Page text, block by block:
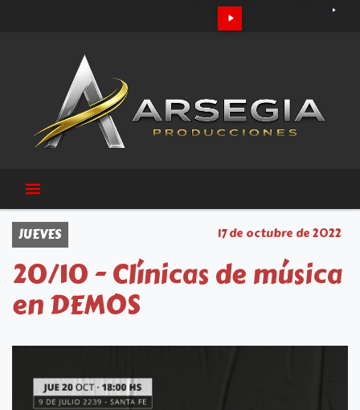
JUEVES 17 de octubre de 2022
20/10 - Clínicas de música
en DEMOS